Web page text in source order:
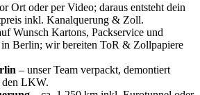
Ort oder per Video; daraus entsteht dein
inkl. Kanalquerung & Zoll.
Wunsch Kartons, Packservice und
in Berlin; wir bereiten ToR & Zollpapiere
– unser Team verpackt, demontiert
den LKW.